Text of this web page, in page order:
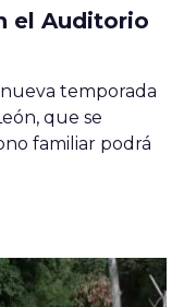
el Auditorio
temporada
que se
familiar podrá